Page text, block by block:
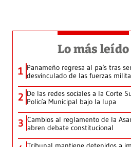
Lo más leído
1 Panameño regresa al país tras
desvinculado de las fuerzas
2 De las redes sociales a la Corte
Policía Municipal bajo la lupa
3 Cambios al reglamento de la
abren debate constitucional